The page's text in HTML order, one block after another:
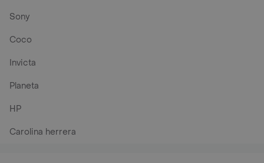
Sony
Coco
Invicta
Planeta
HP
Carolina herrera